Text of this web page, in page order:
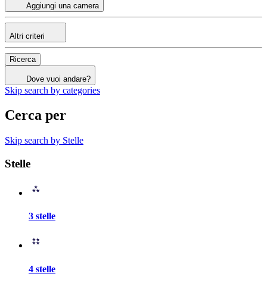
Aggiungi una camera
Altri criteri
Ricerca
Dove vuoi andare?
Skip search by categories
Cerca per
Skip search by Stelle
Stelle
3 stelle
4 stelle